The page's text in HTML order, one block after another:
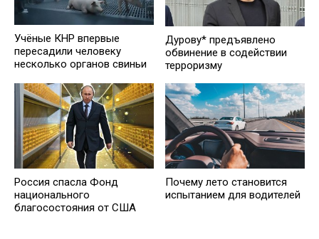
Учёные КНР впервые
пересадили человеку
несколько органов свиньи
Дурову* предъявлено
обвинение в содействии
терроризму
Россия спасла Фонд
национального
благосостояния от США
Почему лето становится
испытанием для водителей